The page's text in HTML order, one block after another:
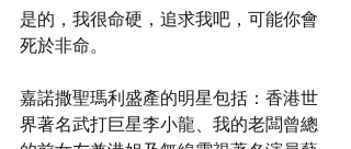
是的，我很命硬，追求我吧，可能你會
死於非命。
嘉諾撒聖瑪利盛產的明星包括：香港世
界著名武打巨星李小龍、我的老闆曾總